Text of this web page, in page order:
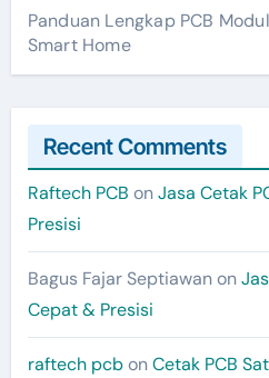
Panduan Lengkap PCB
Smart Home
Recent Comments
Raftech PCB onJasa Cetak
Presisi
Bagus Fajar Septiawanon
Cepat & Presisi
raftech pcbonCetak PCB